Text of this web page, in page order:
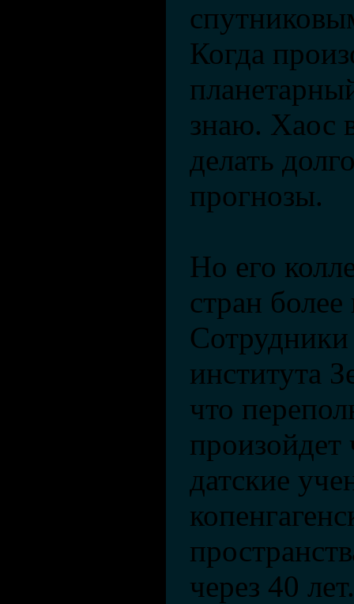
Когда
знаю. Хаос
делать
прогнозы.
Но его
стран
института
что
произойдет
датские
через 40